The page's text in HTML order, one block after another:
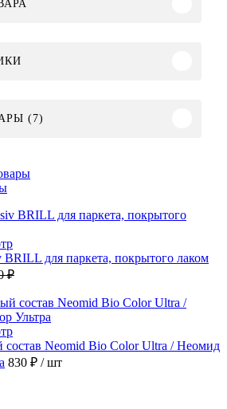
(7)
для паркета, покрытого лаком
₽
состав Neomid Bio Color Ultra / Неомид
830 ₽ / шт